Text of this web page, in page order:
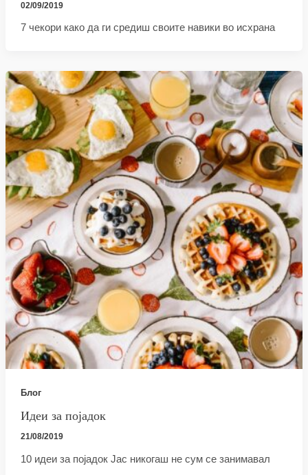
02/09/2019
7 чекори како да ги средиш своите навики во исхрана
Блог
Идеи за појадок
21/08/2019
10 идеи за појадок Јас никогаш не сум се занимавал